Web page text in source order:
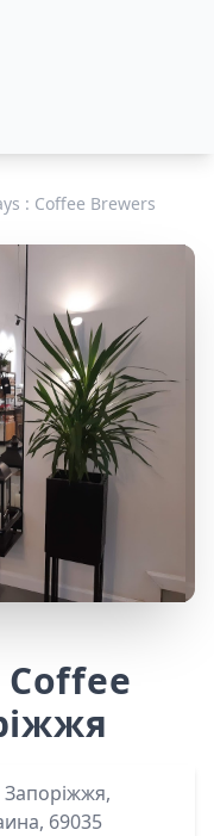
: Coffee Brewers
69035